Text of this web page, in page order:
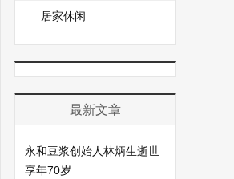
居家休闲
最新文章
永和豆浆创始人林炳生逝世
享年70岁